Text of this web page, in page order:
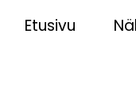
Etusivu